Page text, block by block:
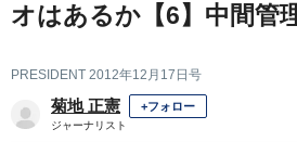
オはあるか【6】中間管
PRESIDENT 2012年12月17日号
菊地 正憲 +フォロー
ジャーナリスト